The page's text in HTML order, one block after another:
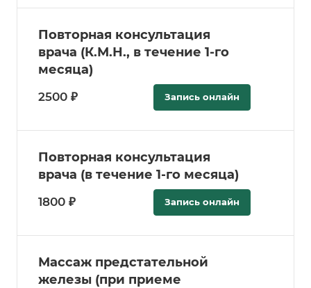
Повторная консультация
врача (К.М.Н., в течение 1-го
месяца)
2500 ₽ Запись онлайн
Повторная консультация
врача (в течение 1-го месяца)
1800 ₽ Запись онлайн
Массаж предстательной
железы (при приеме